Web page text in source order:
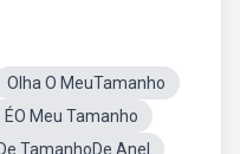
Olha O MeuTamanho
ÉO Meu Tamanho
TamanhoDe Anel